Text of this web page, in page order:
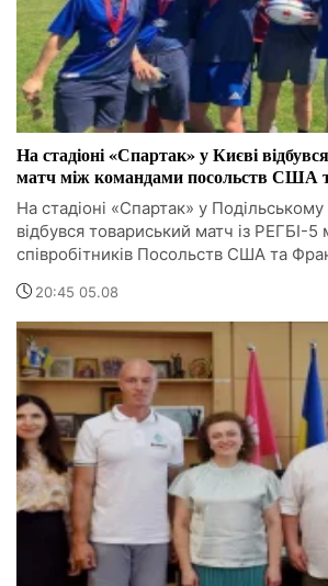
На стадіоні «Спартак» у Києві
матч між командами посольств США
На стадіоні «Спартак» у
відбувся товариський матч із РЕГБІ-
співробітників Посольств США та
20:45 05.08